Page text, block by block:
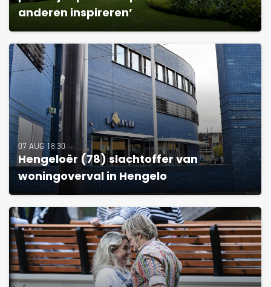
anderen inspireren’
07 AUG 18:30
Hengeloër (78) slachtoffer van
woningoverval in Hengelo